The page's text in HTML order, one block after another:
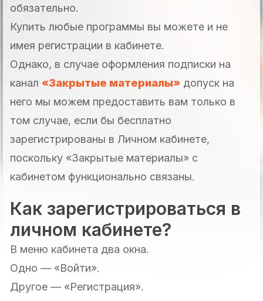
обязательно.
Купить любые программы вы можете и не
имея регистрации в кабинете.
Однако, в случае оформления подписки на
канал «Закрытые материалы» допуск на
него мы можем предоставить вам только в
том случае, если бы бесплатно
зарегистрированы в Личном кабинете,
поскольку «Закрытые материалы» с
кабинетом функционально связаны.
Как зарегистрироваться в
личном кабинете?
В меню кабинета два окна.
Одно — «Войти».
Другое — «Регистрация».